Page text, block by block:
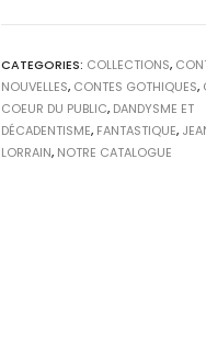
CATEGORIES: COLLECTIONS,
NOUVELLES, CONTES GOTHIQUES,
COEUR DU PUBLIC, DANDYSME ET
DÉCADENTISME, FANTASTIQUE,
LORRAIN, NOTRE CATALOGUE